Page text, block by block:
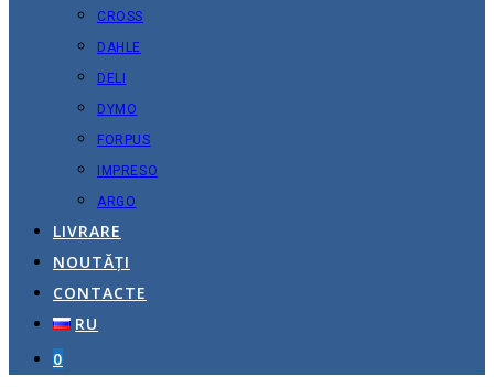
CROSS
DAHLE
DELI
DYMO
FORPUS
IMPRESO
ARGO
LIVRARE
NOUTĂȚI
CONTACTE
RU
0